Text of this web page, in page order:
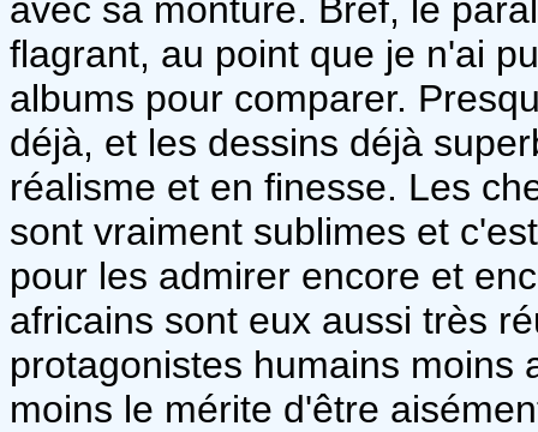
avec sa monture. Bref, le
flagrant, au point que je n'ai
albums pour comparer.
déjà, et les dessins déjà
réalisme et en finesse. Les
sont vraiment sublimes et
pour les admirer encore et
africains sont eux aussi très
protagonistes humains moins
moins le mérite d'être